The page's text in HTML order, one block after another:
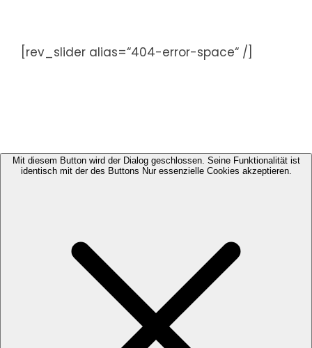
springen[rev_slider alias=“404-error-space“ /]
Mit diesem Button wird der Dialog geschlossen. Seine Funktionalität ist
identisch mit der des Buttons Nur essenzielle Cookies akzeptieren.